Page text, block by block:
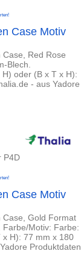
Case Motiv
Red Rose
Blech.
oder (B x T x H):
- aus Yadore
P4D
Case Motiv
Case, Gold Format
Farbe/Motiv: Farbe:
H): 77 mm x 180
Produktdaten